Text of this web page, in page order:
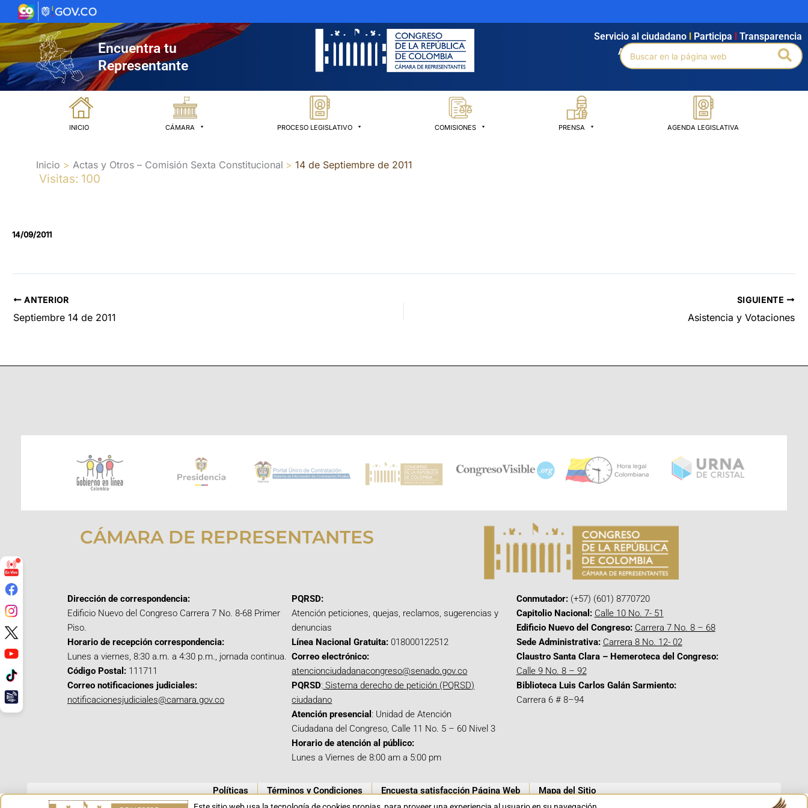
al
contenido
Encuentra tu
Representante
Agendamiento Intranet Búsqueda avanzada
Servicio al ciudadano Participa Transparencia
Buscar
por:
INICIO CÁMARA PROCESO LEGISLATIVO COMISIONES PRENSA AGENDA LEGISLATIVA
Inicio Actas y Otros – Comisión Sexta Constitucional 14 de Septiembre de 2011
Visitas: 100
14/09/2011
ANTERIOR
Septiembre 14 de 2011
SIGUIENTE
Asistencia y Votaciones
CÁMARA DE REPRESENTANTES
Dirección de correspondencia:
Edificio Nuevo del Congreso Carrera 7 No. 8-68 Primer
Piso.
Horario de recepción correspondencia:
Lunes a viernes, 8:30 a.m. a 4:30 p.m., jornada continua.
Código Postal: 111711
Correo notificaciones judiciales:
notificacionesjudiciales@camara.gov.co
PQRSD:
Atención peticiones, quejas, reclamos, sugerencias y
denuncias
Línea Nacional Gratuita: 018000122512
Correo electrónico:
atencionciudadanacongreso@senado.gov.co
PQRSD: Sistema derecho de petición (PQRSD)
ciudadano
Atención presencial : Unidad de Atención
Ciudadana del Congreso, Calle 11 No. 5 – 60 Nivel 3
Horario de atención al público:
Lunes a Viernes de 8:00 am a 5:00 pm
Conmutador:(+57) (601) 8770720
Capitolio Nacional: Calle 10 No. 7- 51
Edificio Nuevo del Congreso: Carrera 7 No. 8 – 68
Sede Administrativa: Carrera 8 No. 12- 02
Claustro Santa Clara – Hemeroteca del Congreso:
Calle 9 No. 8 – 92
Biblioteca Luis Carlos Galán Sarmiento:
Carrera 6 # 8–94
Políticas Términos y Condiciones Encuesta satisfacción Página Web Mapa del Sitio